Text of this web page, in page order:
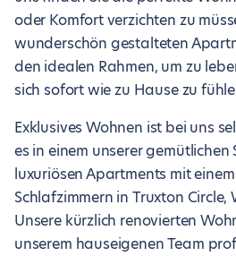
oder Komfort verzichten zu
wunderschön gestalteten
den idealen Rahmen, um zu
sich sofort wie zu Hause zu
Exklusives Wohnen ist bei uns
es in einem unserer gemütlichen
luxuriösen Apartments mit
Schlafzimmern in Truxton Circle,
Unsere kürzlich renovierten
unserem hauseigenen Team